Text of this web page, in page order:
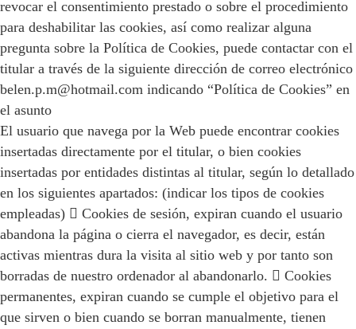
revocar el consentimiento prestado o sobre el procedimiento
para deshabilitar las cookies, así como realizar alguna
pregunta sobre la Política de Cookies, puede contactar con el
titular a través de la siguiente dirección de correo electrónico
belen.p.m@hotmail.com indicando “Política de Cookies” en
el asunto
El usuario que navega por la Web puede encontrar cookies
insertadas directamente por el titular, o bien cookies
insertadas por entidades distintas al titular, según lo detallado
en los siguientes apartados: (indicar los tipos de cookies
empleadas)  Cookies de sesión, expiran cuando el usuario
abandona la página o cierra el navegador, es decir, están
activas mientras dura la visita al sitio web y por tanto son
borradas de nuestro ordenador al abandonarlo.  Cookies
permanentes, expiran cuando se cumple el objetivo para el
que sirven o bien cuando se borran manualmente, tienen